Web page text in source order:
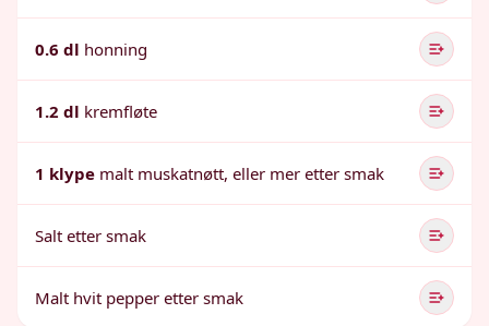
0.6 dl honning
1.2 dl kremfløte
1 klype malt muskatnøtt, eller mer etter smak
Salt etter smak
Malt hvit pepper etter smak